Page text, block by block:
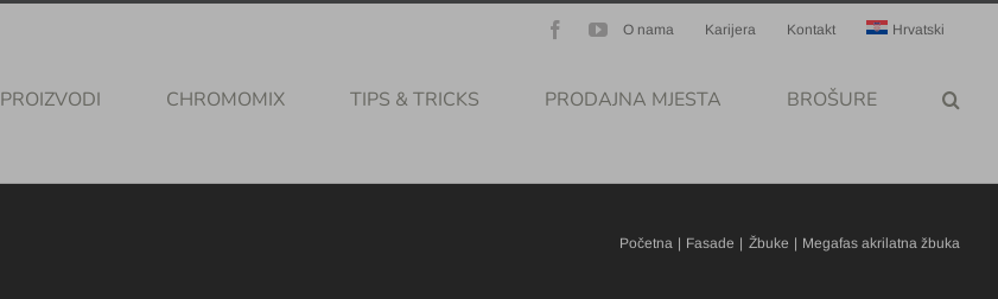
O nama Karijera Kontakt Hrvatski
FacebookYouTube
PROIZVODI CHROMOMIX TIPS & TRICKS PRODAJNA MJESTA BROŠURE
Početna Fasade Žbuke Megafas akrilatna žbuka